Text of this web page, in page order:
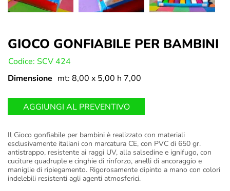
GIOCO GONFIABILE PER BAMBINI
Codice: SCV 424
Dimensione mt: 8,00 x 5,00 h 7,00
AGGIUNGI AL PREVENTIVO
Il Gioco gonfiabile per bambini è realizzato con materiali
esclusivamente italiani con marcatura CE, con PVC di 650 gr.
antistrappo, resistente ai raggi UV, alla salsedine e ignifugo, con
cuciture quadruple e cinghie di rinforzo, anelli di ancoraggio e
maniglie di ripiegamento. Rigorosamente dipinto a mano con colori
indelebili resistenti agli agenti atmosferici.